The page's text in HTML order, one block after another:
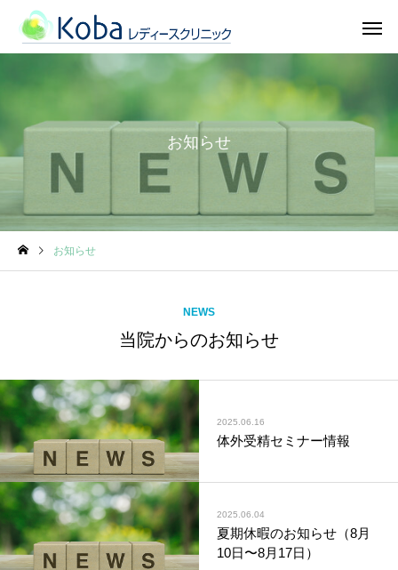
お知らせ
お知らせ
NEWS
当院からのお知らせ
2025.06.16
体外受精セミナー情報
2025.06.04
夏期休暇のお知らせ（8月
10日〜8月17日）